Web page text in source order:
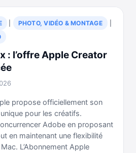
PHOTO, VIDÉO & MONTAGE
: l’offre Apple Creator
propose officiellement son
pour les créatifs.
Adobe en proposant
en maintenant une flexibilité
L’Abonnement Apple